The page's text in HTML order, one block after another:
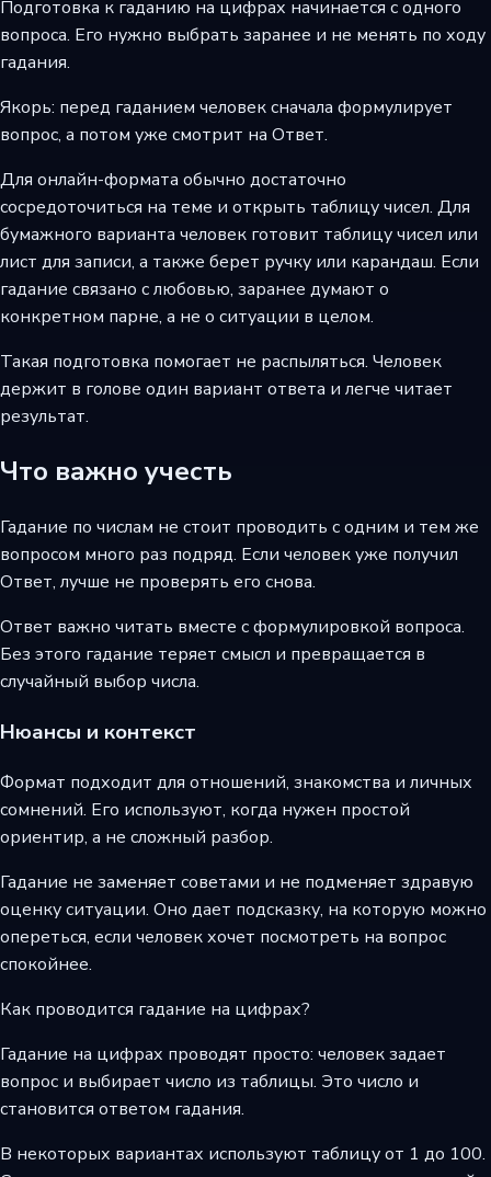
Подготовка к гаданию на цифрах начинается с одного
вопроса. Его нужно выбрать заранее и не менять по ходу
гадания.
Якорь: перед гаданием человек сначала формулирует
вопрос, а потом уже смотрит на Ответ.
Для онлайн-формата обычно достаточно
сосредоточиться на теме и открыть таблицу чисел. Для
бумажного варианта человек готовит таблицу чисел или
лист для записи, а также берет ручку или карандаш. Если
гадание связано с любовью, заранее думают о
конкретном парне, а не о ситуации в целом.
Такая подготовка помогает не распыляться. Человек
держит в голове один вариант ответа и легче читает
результат.
Что важно учесть
Гадание по числам не стоит проводить с одним и тем же
вопросом много раз подряд. Если человек уже получил
Ответ, лучше не проверять его снова.
Ответ важно читать вместе с формулировкой вопроса.
Без этого гадание теряет смысл и превращается в
случайный выбор числа.
Нюансы и контекст
Формат подходит для отношений, знакомства и личных
сомнений. Его используют, когда нужен простой
ориентир, а не сложный разбор.
Гадание не заменяет советами и не подменяет здравую
оценку ситуации. Оно дает подсказку, на которую можно
опереться, если человек хочет посмотреть на вопрос
спокойнее.
Как проводится гадание на цифрах?
Гадание на цифрах проводят просто: человек задает
вопрос и выбирает число из таблицы. Это число и
становится ответом гадания.
В некоторых вариантах используют таблицу от 1 до 100.